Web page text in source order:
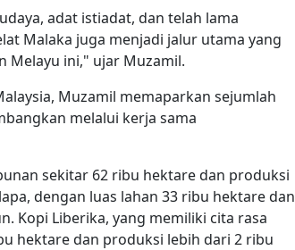
adat istiadat, dan telah lama
Malaka juga menjadi jalur utama yang
Melayu ini," ujar Muzamil.
Muzamil memaparkan sejumlah
melalui kerja sama
sekitar 62 ribu hektare dan produksi
dengan luas lahan 33 ribu hektare dan
Kopi Liberika, yang memiliki cita rasa
hektare dan produksi lebih dari 2 ribu